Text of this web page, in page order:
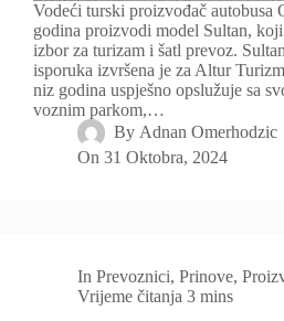
Vodeći turski proizvođač autobusa
godina proizvodi model Sultan,
izbor za turizam i šatl prevoz.
isporuka izvršena je za Altur
niz godina uspješno opslužuje sa
voznim parkom,…
By Adnan Omerhodzic
On 31 Oktobra, 2024
In Prevoznici,Prinove,
Vrijeme čitanja 3 mins